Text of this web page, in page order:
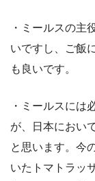
・ミールスの主
いですし、ご飯
も良いです。
・ミールスには
が、日本におい
と思います。今
いたトマトラッ